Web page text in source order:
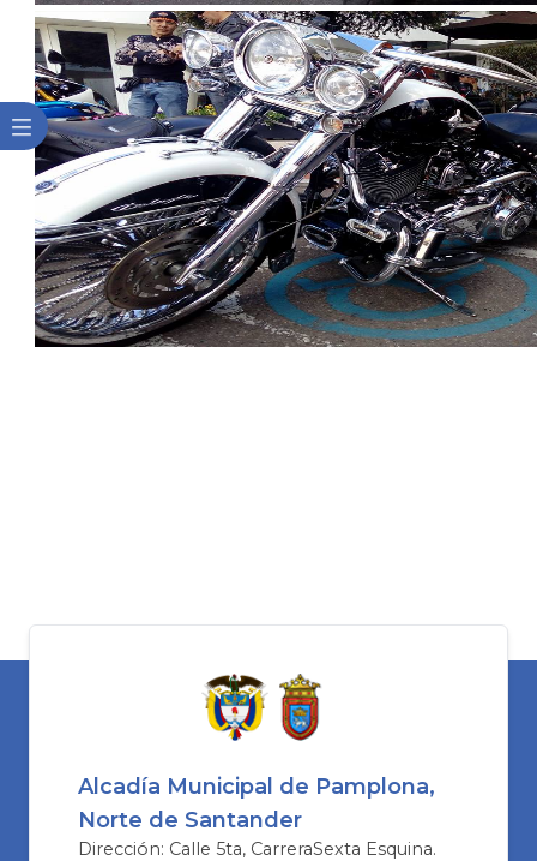
Alcadía Municipal de Pamplona,
Norte de Santander
Dirección: Calle 5ta, CarreraSexta Esquina.